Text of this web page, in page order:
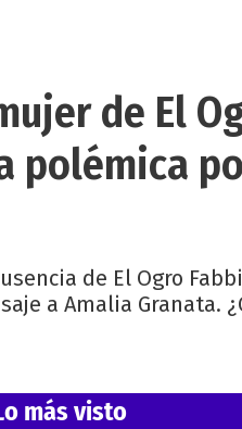
de El
polémica
de El Ogro
a Amalia Granata.
más visto